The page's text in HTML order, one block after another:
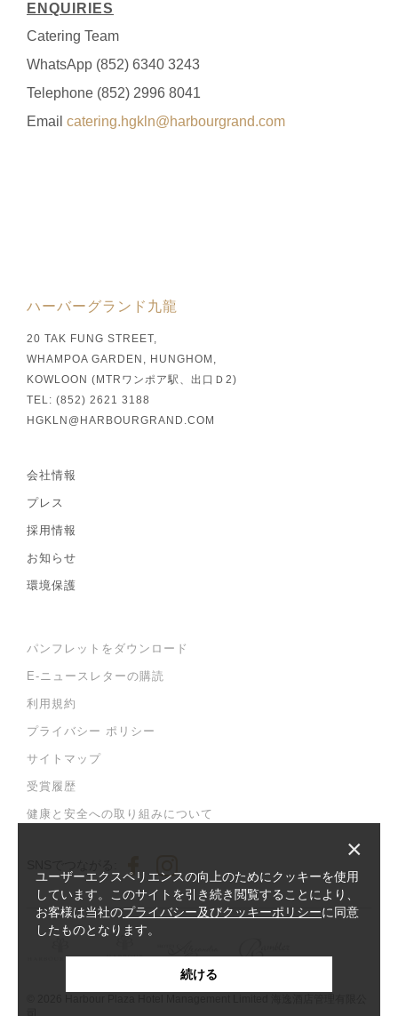
ENQUIRIES
Catering Team
WhatsApp (852) 6340 3243
Telephone (852) 2996 8041
Email catering.hgkln@harbourgrand.com
ハーバーグランド九龍
20 TAK FUNG STREET,
WHAMPOA GARDEN, HUNGHOM,
KOWLOON (MTRワンポア駅、出口Ｄ2)
TEL: (852) 2621 3188
HGKLN@HARBOURGRAND.COM
会社情報
プレス
採用情報
お知らせ
環境保護
パンフレットをダウンロード
E-ニュースレターの購読
利用規約
プライバシー ポリシー
サイトマップ
受賞履歴
健康と安全への取り組みについて
×
ユーザーエクスペリエンスの向上のためにクッキーを使用
しています。このサイトを引き続き閲覧することにより、
お客様は当社のプライバシー及びクッキーポリシーに同意
したものとなります。
続ける